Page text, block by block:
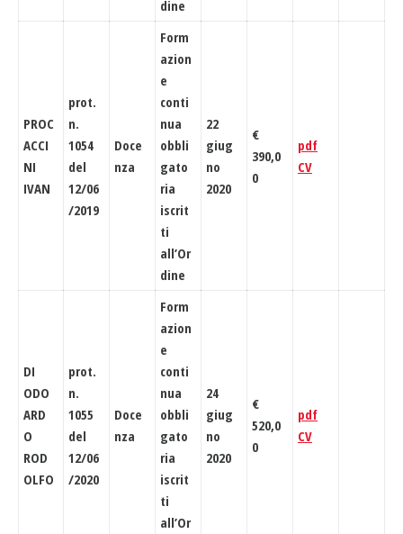
dine
PROC
ACCI
NI
IVAN
prot.
n.
1054
del
12/06
/2019
Doce
nza
Form
azion
e
conti
nua
obbli
gato
ria
iscrit
ti
all’Or
dine
22
giug
no
2020
€
390,0
0
pdf
CV
DI
ODO
ARD
O
ROD
OLFO
prot.
n.
1055
del
12/06
/2020
Doce
nza
Form
azion
e
conti
nua
obbli
gato
ria
iscrit
ti
all’Or
24
giug
no
2020
€
520,0
0
pdf
CV